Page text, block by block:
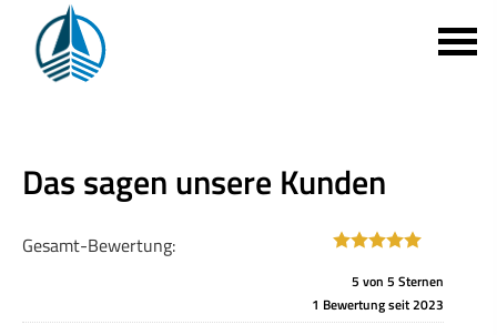
Das sagen unsere Kunden
Gesamt-Bewertung:
5 von 5 Sternen
1 Bewertung seit 2023